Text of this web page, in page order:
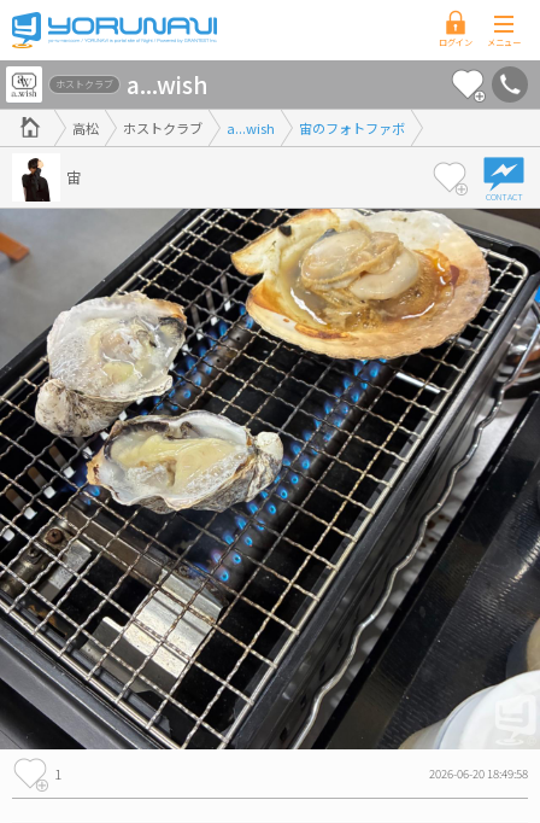
香
川
県
版
高松 ホストクラブ a...wish 宙のフォトファボ
ホストクラブ a...wish
宙
1 2026-06-20 18:49:58